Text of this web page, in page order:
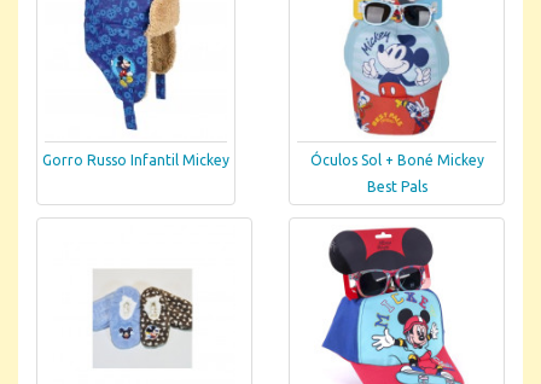
Gorro Russo Infantil Mickey
Óculos Sol + Boné Mickey
Best Pals